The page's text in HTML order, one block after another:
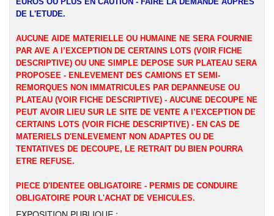
DE L'ETUDE.
AUCUNE AIDE MATERIELLE OU HUMAINE NE SERA FOURNIE
PAR AVE A l’EXCEPTION DE CERTAINS LOTS (VOIR FICHE
DESCRIPTIVE) OU UNE SIMPLE DEPOSE SUR PLATEAU SERA
PROPOSEE - ENLEVEMENT DES CAMIONS ET SEMI-
REMORQUES NON IMMATRICULES PAR DEPANNEUSE OU
PLATEAU (VOIR FICHE DESCRIPTIVE) - AUCUNE DECOUPE NE
PEUT AVOIR LIEU SUR LE SITE DE VENTE A l’EXCEPTION DE
CERTAINS LOTS (VOIR FICHE DESCRIPTIVE) - EN CAS DE
MATERIELS D'ENLEVEMENT NON ADAPTES OU DE
TENTATIVES DE DECOUPE, LE RETRAIT DU BIEN POURRA
ETRE REFUSE.
PIECE D'IDENTEE OBLIGATOIRE - PERMIS DE CONDUIRE
OBLIGATOIRE POUR L'ACHAT DE VEHICULES.